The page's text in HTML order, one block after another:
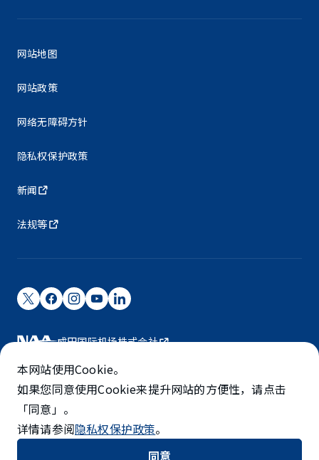
网站地图
网站政策
网络无障碍方针
隐私权保护政策
新闻
法规等
成田国际机场株式会社
成田国际机场由NAA运营。
©NARITA INTERNATIONAL AIRPORT CORPORATION
SKYTRAX
5-STAR AIRPORT
本网站使用Cookie。
如果您同意使用Cookie来提升网站的方便性，请点击
「同意」。
详情请参阅隐私权保护政策。
同意